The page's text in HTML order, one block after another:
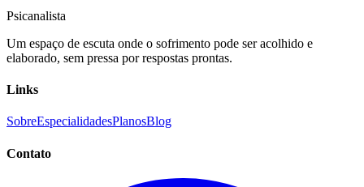
Psicanalista
Um espaço de escuta onde o sofrimento pode ser acolhido e
elaborado, sem pressa por respostas prontas.
Links
SobreEspecialidadesPlanosBlog
Contato